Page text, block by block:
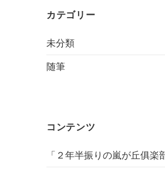
カテゴリー
未分類
随筆
コンテンツ
「２年半振りの嵐が丘俱楽